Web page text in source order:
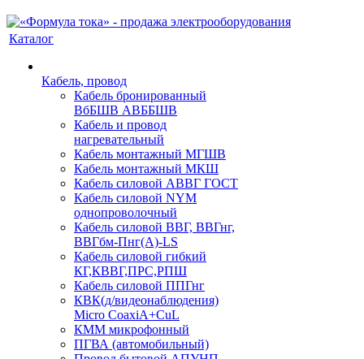
Каталог
Кабель, провод
Кабель бронированный
ВбБШВ АВББШВ
Кабель и провод
нагревательный
Кабель монтажный МГШВ
Кабель монтажный МКШ
Кабель силовой АВВГ ГОСТ
Кабель силовой NYM
однопроволочный
Кабель силовой ВВГ, ВВГнг,
ВВГбм-Пнг(А)-LS
Кабель силовой гибкий
КГ,КВВГ,ПРС,РПШ
Кабель силовой ППГнг
КВК(д/видеонаблюдения)
Micro CoaxiA+CuL
КММ микрофонный
ПГВА (автомобильный)